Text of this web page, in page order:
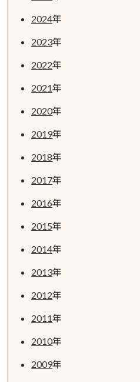
2024年
2023年
2022年
2021年
2020年
2019年
2018年
2017年
2016年
2015年
2014年
2013年
2012年
2011年
2010年
2009年